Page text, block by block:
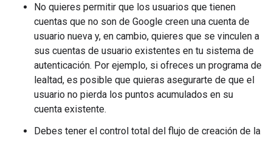
No quieres permitir que los usuarios que tienen
cuentas que no son de Google creen una cuenta de
usuario nueva y, en cambio, quieres que se vinculen a
sus cuentas de usuario existentes en tu sistema de
autenticación. Por ejemplo, si ofreces un programa de
lealtad, es posible que quieras asegurarte de que el
usuario no pierda los puntos acumulados en su
cuenta existente.
Debes tener el control total del flujo de creación de la